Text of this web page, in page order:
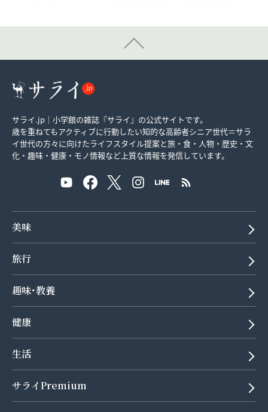
サライ.jp｜小学館の雑誌『サライ』の公式サイトです。
歳を重ねてもアクティブに行動したい知的な高齢者シニア世代＝サラ
イ世代の方々に向けたライフスタイル提案と旅・食・人物・歴史・文
化・趣味・健康・モノ情報など上質な情報を発信しています。
美味
旅行
趣味･教養
健康
生活
サライPremium